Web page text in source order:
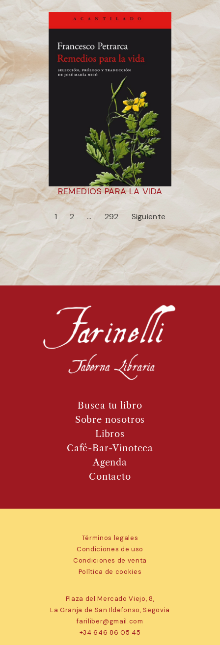
REMEDIOS PARA LA VIDA
1 2 … 292 Siguiente
Busca tu libro
Sobre nosotros
Libros
Café-Bar-Vinoteca
Agenda
Contacto
Términos legales
Condiciones de uso
Condiciones de venta
Política de cookies
Plaza del Mercado Viejo, 8,
La Granja de San Ildefonso, Segovia
fariliber@gmail.com
+34 646 86 05 45